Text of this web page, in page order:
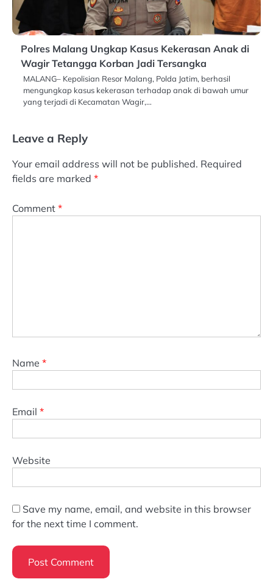
Polres Malang Ungkap Kasus Kekerasan Anak di
Wagir Tetangga Korban Jadi Tersangka
MALANG– Kepolisian Resor Malang, Polda Jatim, berhasil
mengungkap kasus kekerasan terhadap anak di bawah umur
yang terjadi di Kecamatan Wagir,…
Leave a Reply
Your email address will not be published. Required
fields are marked *
Comment *
Name *
Email *
Website
Save my name, email, and website in this browser
for the next time I comment.